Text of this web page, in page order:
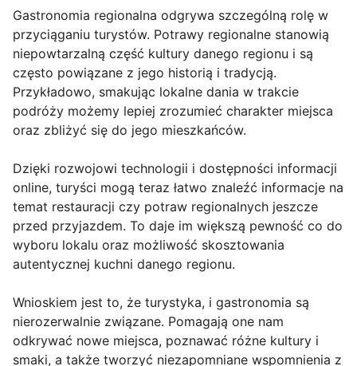
Gastronomia regionalna odgrywa szczególną rolę w
przyciąganiu turystów. Potrawy regionalne stanowią
niepowtarzalną część kultury danego regionu i są
często powiązane z jego historią i tradycją.
Przykładowo, smakując lokalne dania w trakcie
podróży możemy lepiej zrozumieć charakter miejsca
oraz zbliżyć się do jego mieszkańców.
Dzięki rozwojowi technologii i dostępności informacji
online, turyści mogą teraz łatwo znaleźć informacje na
temat restauracji czy potraw regionalnych jeszcze
przed przyjazdem. To daje im większą pewność co do
wyboru lokalu oraz możliwość skosztowania
autentycznej kuchni danego regionu.
Wnioskiem jest to, że turystyka, i gastronomia są
nierozerwalnie związane. Pomagają one nam
odkrywać nowe miejsca, poznawać różne kultury i
smaki, a także tworzyć niezapomniane wspomnienia z